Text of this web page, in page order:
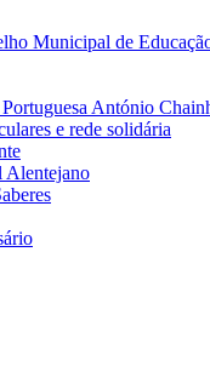
Municipal de
António
e rede solidária
Alentejano